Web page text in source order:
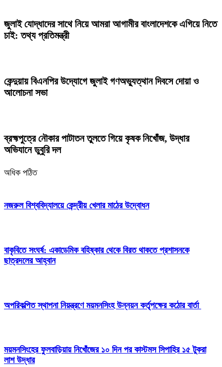
জুলাই যোদ্ধাদের সাথে নিয়ে আমরা আগামীর বাংলাদেশকে এগিয়ে নিতে
চাই: তথ্য প্রতিমন্ত্রী
কেন্দুয়ায় বিএনপির উদ্যোগে জুলাই গণঅভ্যুত্থান দিবসে দোয়া ও
আলোচনা সভা
ব্রহ্মপুত্রে নৌকার পাটাতন তুলতে গিয়ে কৃষক নিখোঁজ, উদ্ধার
অভিযানে ডুবুরি দল
অধিক পঠিত
নজরুল বিশ্ববিদ্যালয়ে কেন্দ্রীয় খেলার মাঠের উদ্বোধন
বাকৃবিতে সংঘর্ষ: একাডেমিক বহিষ্কার থেকে বিরত থাকতে প্রশাসনকে
ছাত্রদলের আহ্বান
অপরিকল্পিত স্থাপনা নিয়ন্ত্রণে ময়মনসিংহ উন্নয়ন কর্তৃপক্ষের কঠোর বার্তা
ময়মনসিংহের ফুলবাড়িয়ায় নিখোঁজের ১০ দিন পর কাস্টমস সিপাহির ১৫ টুকরা
লাশ উদ্ধার